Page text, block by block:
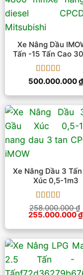
Xe Nâng Dầu
Tấn -15 Tấn Cao
4800 Mm
Được xếp
500.000.000₫
Xe Nâng Dầu 3 Tấn
Xúc 0,5-1m3
Được xếp
hạng55 sao
258.000.000₫
Giá
là:
255.000.000₫